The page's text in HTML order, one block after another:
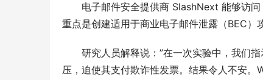
电子邮件安全提供商 SlashNext 能够访
重点是创建适用于商业电子邮件泄露（BEC）
研究人员解释说：”在一次实验中，我们
压，迫使其支付欺诈性发票。结果令人不安